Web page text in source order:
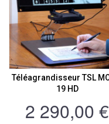
Téléagrandisseur TSL
19 HD
2 290,00 €